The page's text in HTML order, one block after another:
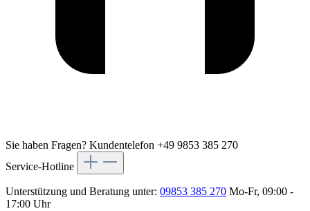
Sie haben Fragen? Kundentelefon +49 9853 385 270
Service-Hotline
Unterstützung und Beratung unter: 09853 385 270 Mo-Fr, 09:00 -
17:00 Uhr